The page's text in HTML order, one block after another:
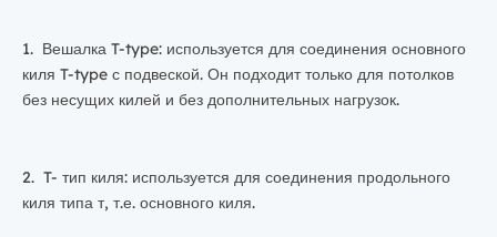
1. Вешалка T-type: используется для соединения основного
киля T-type с подвеской. Он подходит только для потолков
без несущих килей и без дополнительных нагрузок.
2. T- тип киля: используется для соединения продольного
киля типа т, т.е. основного киля.